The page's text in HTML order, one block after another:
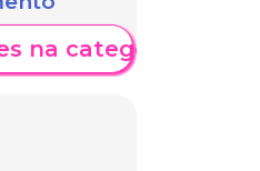
na categoria